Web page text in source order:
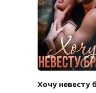
Хочу